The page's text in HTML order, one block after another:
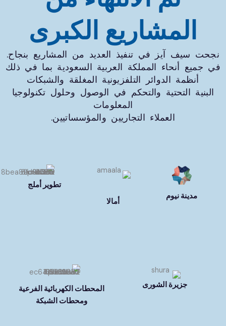
المشاريع الكبرى
سيف آيز في تنفيذ العديد من المشاريع بنجاح.
جميع أنحاء المملكة العربية السعودية بما في ذلك
أنظمة الدوائر التلفزيونية المغلقة والشبكات
البنية التحتية والتحكم في الوصول وحلول تكنولوجيا
المعلومات
العملاء التجاريين والمؤسساتيين.
مدينة نيوم
أمالا
تطوير أملج
جزيرة الشورى
المحطات الكهربائية الفرعية
ومحطات الشبكة